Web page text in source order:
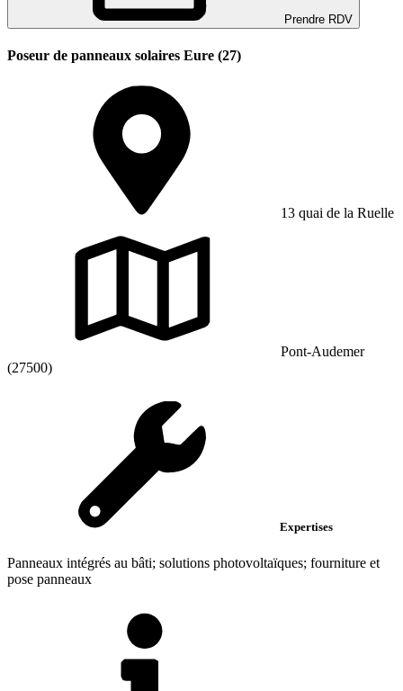
Prendre RDV
Poseur de panneaux solaires Eure (27)
13 quai de la Ruelle
Pont-Audemer
(27500)
Expertises
Panneaux intégrés au bâti; solutions photovoltaïques; fourniture et
pose panneaux